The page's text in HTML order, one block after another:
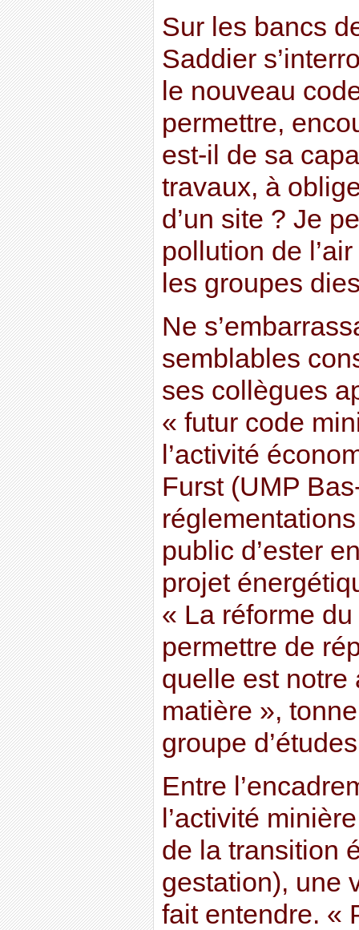
Sur les bancs
Saddier
le nouveau
permettre,
est-il de sa
travaux, à
d’un site ? Je
pollution de
les groupes
Ne
semblables
ses collègues
« futur code
l’activité
Furst (UMP
public d’ester
projet
« La réforme
permettre de
quelle est notre
matière »,
groupe
Entre
l’activité
de la transition
gestation), une
fait entendre. «